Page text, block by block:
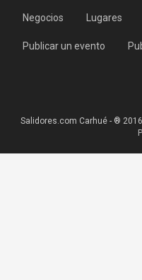
Negocios Lugares
Publicar un evento
Salidores.com Carhué - ®